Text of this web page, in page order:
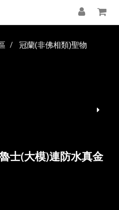
冠蘭(非佛相類)聖物
士(大模)連防水真金